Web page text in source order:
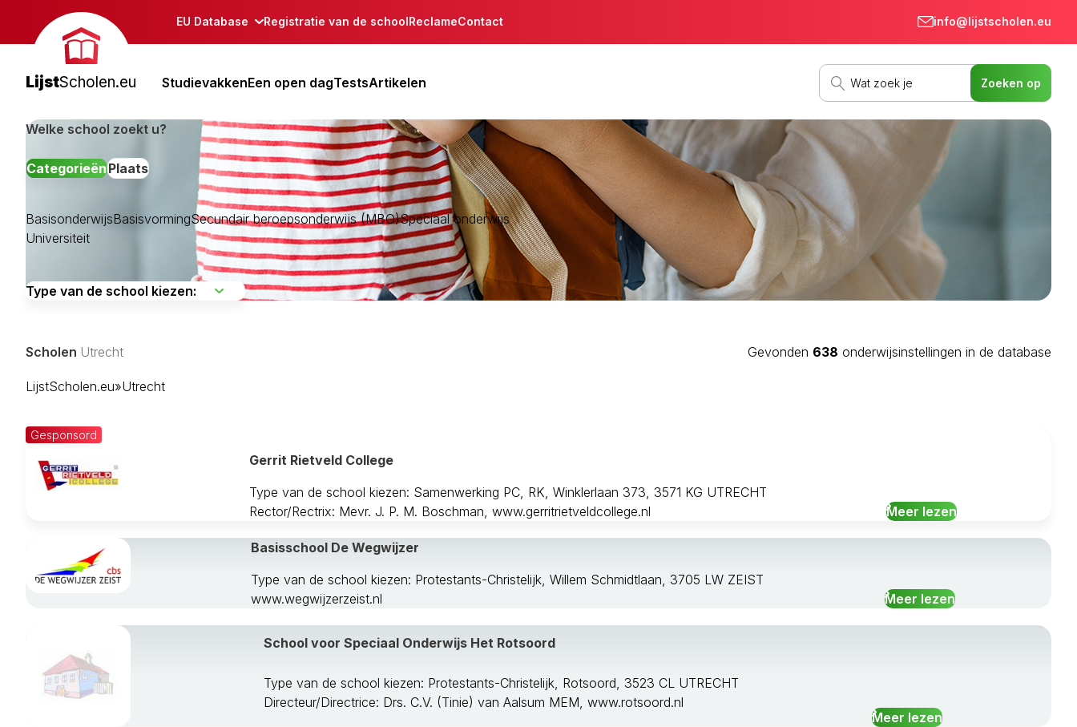
EU Database Registratie van de schoolReclameContact info@lijstscholen.eu
LijstScholen.eu StudievakkenEen open dagTestsArtikelen
Welke school zoekt u?
CategorieënPlaats
BasisonderwijsBasisvormingSecundair beroepsonderwijs (MBO)Speciaal onderwijs
Universiteit
Ijsselstein
Lopik
Montfoort
Nieuwegein
Renswoude
Rhenen
Stichtse Vecht
Utrechtse Heuvelrug
Veenendaal
Scholen Utrecht Gevonden 638 onderwijsinstellingen in de database
LijstScholen.eu»Utrecht
Gesponsord
Gerrit Rietveld College
Type van de school kiezen: Samenwerking PC, RK, Winklerlaan 373, 3571 KG UTRECHT
Rector/Rectrix: Mevr. J. P. M. Boschman, www.gerritrietveldcollege.nl
Meer lezen
Basisschool De Wegwijzer
Type van de school kiezen: Protestants-Christelijk, Willem Schmidtlaan, 3705 LW ZEIST
www.wegwijzerzeist.nl
Meer lezen
School voor Speciaal Onderwijs Het Rotsoord
Type van de school kiezen: Protestants-Christelijk, Rotsoord, 3523 CL UTRECHT
Directeur/Directrice: Drs. C.V. (Tinie) van Aalsum MEM, www.rotsoord.nl
Meer lezen